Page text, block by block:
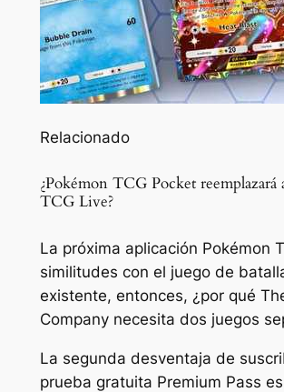
Relacionado
¿Pokémon TCG Pocket reemplazará
TCG Live?
La próxima aplicación Pokémon
similitudes con el juego de
existente, entonces, ¿por qué
Company necesita dos juegos
La segunda desventaja de
prueba gratuita Premium Pass